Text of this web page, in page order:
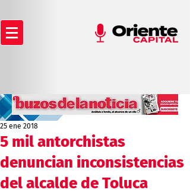
5 mil antorchistas
denuncian inconsistencias
del alcalde de Toluca
25 ene 2018